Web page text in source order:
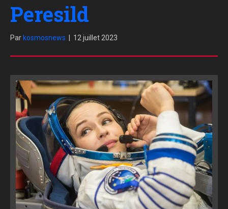
Peresild
Par kosmosnews 12 juillet 2023